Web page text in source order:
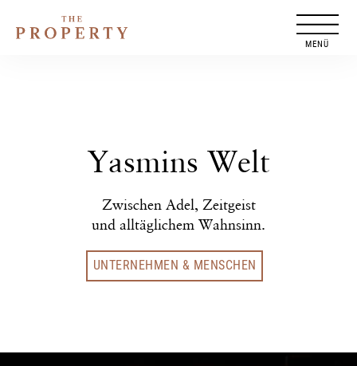
Inhalt
Yasmins Welt
Zwischen Adel, Zeitgeist
und alltäglichem Wahnsinn.
UNTERNEHMEN & MENSCHEN